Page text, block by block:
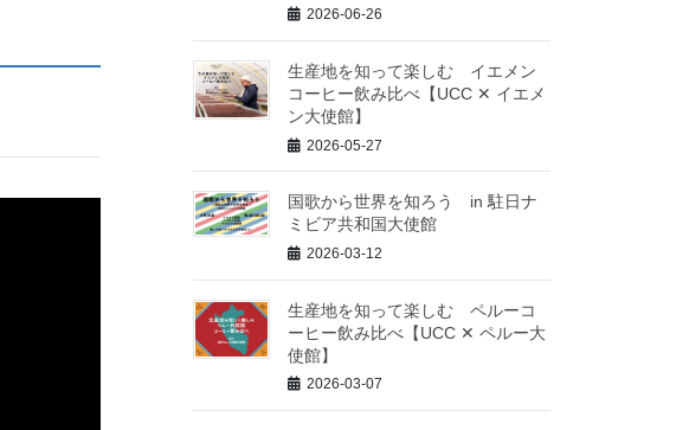
2026-06-26
生産地を知って楽しむ イエメン
コーヒー飲み比べ【UCC ✕ イエメ
ン大使館】
2026-05-27
国歌から世界を知ろう in 駐日ナ
ミビア共和国大使館
2026-03-12
生産地を知って楽しむ ペルーコ
ーヒー飲み比べ【UCC ✕ ペルー大
使館】
2026-03-07